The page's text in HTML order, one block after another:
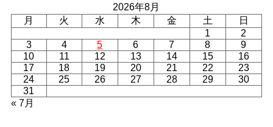
2026年8月
月
火 水 木 金 土
日
1
2
3
4 5 6 7 8
9
10
11 12 13 14 15
16
17
18 19 20 21 22
23
24
25 26 27 28 29
30
31
« 7月